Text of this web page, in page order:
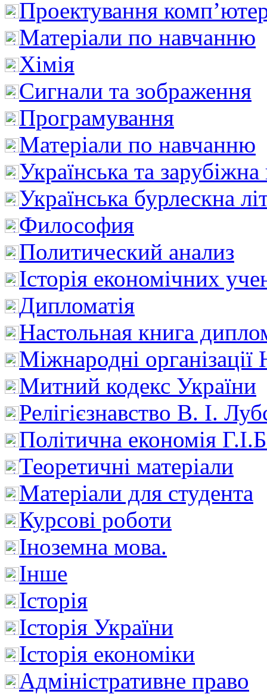
Проектування
Матеріали по навчанню
Хімія
Сигнали та зображення
Програмування
Матеріали по навчанню
Українська та зарубіжна
Українська бурлескна
Философия
Политический анализ
Історія економічних
Дипломатія
Настольная книга
Міжнародні
Митний кодекс України
Релігієзнавство В. І.
Політична економія
Теоретичні матеріали
Матеріали для студента
Курсові роботи
Іноземна мова.
Інше
Історія
Історія України
Історія економіки
Адміністративне право